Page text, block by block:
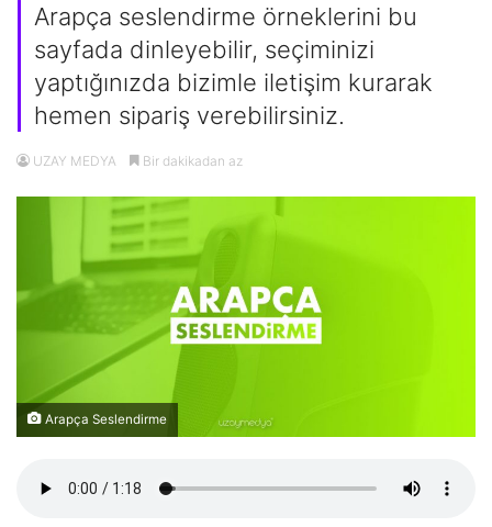
Arapça seslendirme örneklerini bu
sayfada dinleyebilir, seçiminizi
yaptığınızda bizimle iletişim kurarak
hemen sipariş verebilirsiniz.
UZAY MEDYA Bir dakikadan az
Arapça Seslendirme